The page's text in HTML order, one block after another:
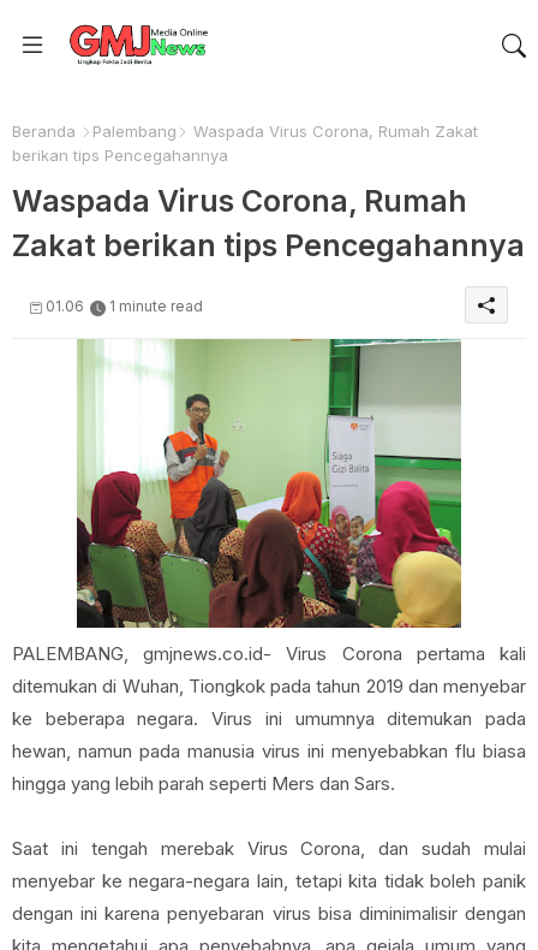
Beranda Palembang
Waspada Virus Corona, Rumah Zakat
berikan tips Pencegahannya
Waspada Virus Corona, Rumah
Zakat berikan tips Pencegahannya
01.06 1 minute read
PALEMBANG, gmjnews.co.id- Virus Corona pertama kali
ditemukan di Wuhan, Tiongkok pada tahun 2019 dan menyebar
ke beberapa negara. Virus ini umumnya ditemukan pada
hewan, namun pada manusia virus ini menyebabkan flu biasa
hingga yang lebih parah seperti Mers dan Sars.
Saat ini tengah merebak Virus Corona, dan sudah mulai
menyebar ke negara-negara lain, tetapi kita tidak boleh panik
dengan ini karena penyebaran virus bisa diminimalisir dengan